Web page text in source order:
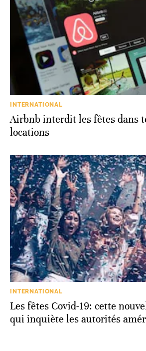
INTERNATIONAL
Airbnb interdit les fêtes dans
locations
INTERNATIONAL
Les fêtes Covid-19: cette
qui inquiète les autorités